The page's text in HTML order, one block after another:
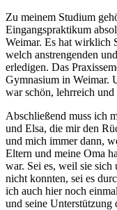
Zu meinem Studium
Eingangspraktikum
Weimar. Es hat wirklich
welch anstrengenden
erledigen. Das
Gymnasium in Weimar.
war schön, lehrreich
Abschließend muss ich
und Elsa, die mir den
und mich immer dann,
Eltern und meine Oma
war. Sei es, weil sie
nicht konnten, sei es
ich auch hier noch
und seine Unterstützung